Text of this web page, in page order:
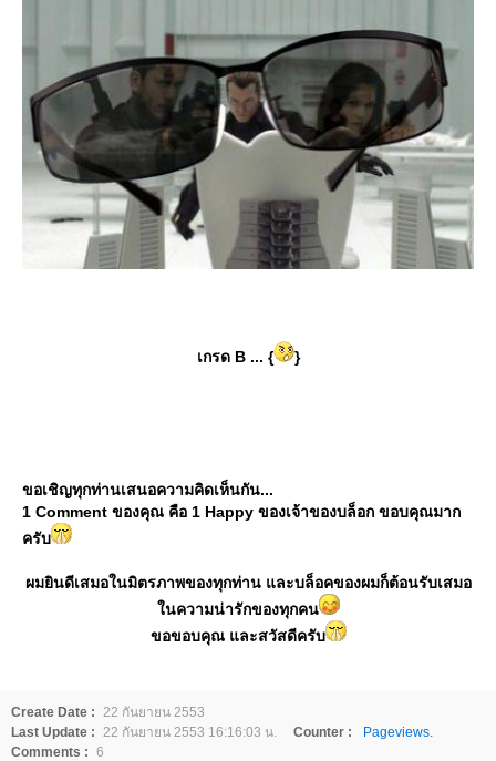
เกรด B ... { }
ขอเชิญทุกท่านเสนอความคิดเห็นกัน...
1 Comment ของคุณ คือ 1 Happy ของเจ้าของบล็อก ขอบคุณมาก
ครับ
ผมยินดีเสมอในมิตรภาพของทุกท่าน และบล็อคของผมก็ต้อนรับเสมอ
นความน่ารักของทุกคน
ขอขอบคุณ และสวัสดีครับ
Create Date : 22 กันยายน 2553
Last Update : 22 กันยายน 2553 16:16:03 น. Counter :
Pageviews.
Comments : 6